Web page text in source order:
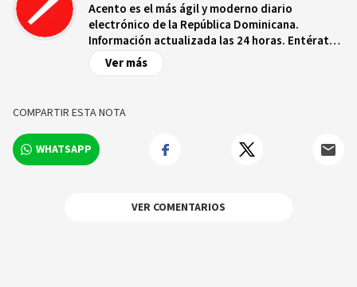
Acento es el más ágil y moderno diario
electrónico de la República Dominicana.
Información actualizada las 24 horas. Entérate
de las noticias y sucesos más importantes a
nivel nacional e internacional, videos y fotos
relevantes en tiempo real.
Ver más
COMPARTIR ESTA NOTA
WHATSAPP
VER COMENTARIOS